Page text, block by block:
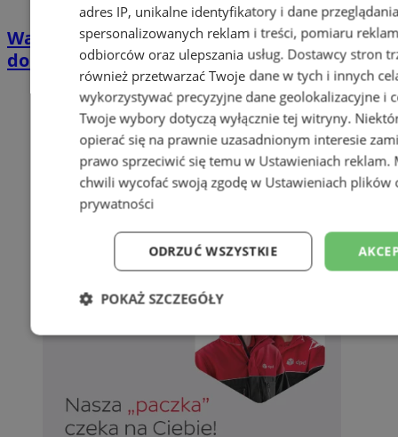
Wakacyjny wypoczynek nad Bałtykiem w
domkach Szmaragdowe Morze
adres IP, unikalne identyfikatory i dane
spersonalizowanych reklam i treści, pomiaru
odbiorców oraz ulepszania usług. Dostawcy stron
również przetwarzać Twoje dane w tych i innych
wykorzystywać precyzyjne dane geolokalizacyjne i
Twoje wybory dotyczą wyłącznie tej witryny.
opierać się na prawnie uzasadnionym interesie
prawo sprzeciwić się temu w Ustawieniach reklam.
chwili wycofać swoją zgodę w Ustawieniach plików
prywatności
ODRZUĆ WSZYSTKIE
POKAŻ SZCZEGÓŁY
Niezbędne Wydajność
Niesklasyfikowane